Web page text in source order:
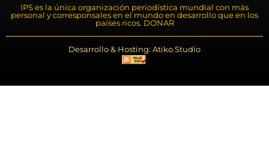
IPS es la única organización periodística mundial con más
personal y corresponsales en el mundo en desarrollo que en los
países ricos. DONAR
Desarrollo & Hosting: Atiko.Studio